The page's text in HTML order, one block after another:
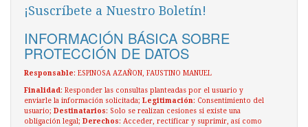
¡Suscríbete a Nuestro Boletín!
INFORMACIÓN BÁSICA SOBRE
PROTECCIÓN DE DATOS
Responsable: ESPINOSA AZAÑON, FAUSTINO MANUEL
Finalidad: Responder las consultas planteadas por el usuario y
enviarle la información solicitada; Legitimación: Consentimiento del
usuario; Destinatarios: Solo se realizan cesiones si existe una
obligación legal; Derechos: Acceder, rectificar y suprimir, así como